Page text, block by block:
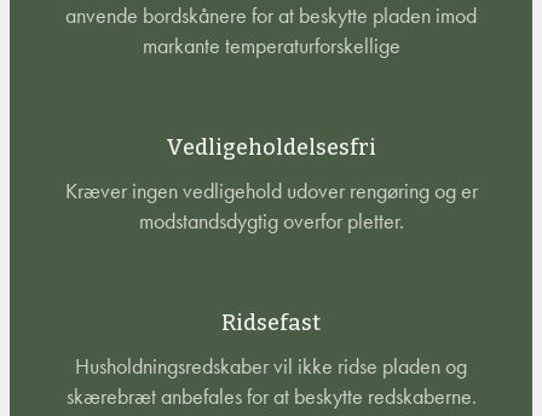
anvende bordskånere for at beskytte pladen imod
markante temperaturforskellige
Vedligeholdelsesfri
Kræver ingen vedligehold udover rengøring og er
modstandsdygtig overfor pletter.
Ridsefast
Husholdningsredskaber vil ikke ridse pladen og
skærebræt anbefales for at beskytte redskaberne.